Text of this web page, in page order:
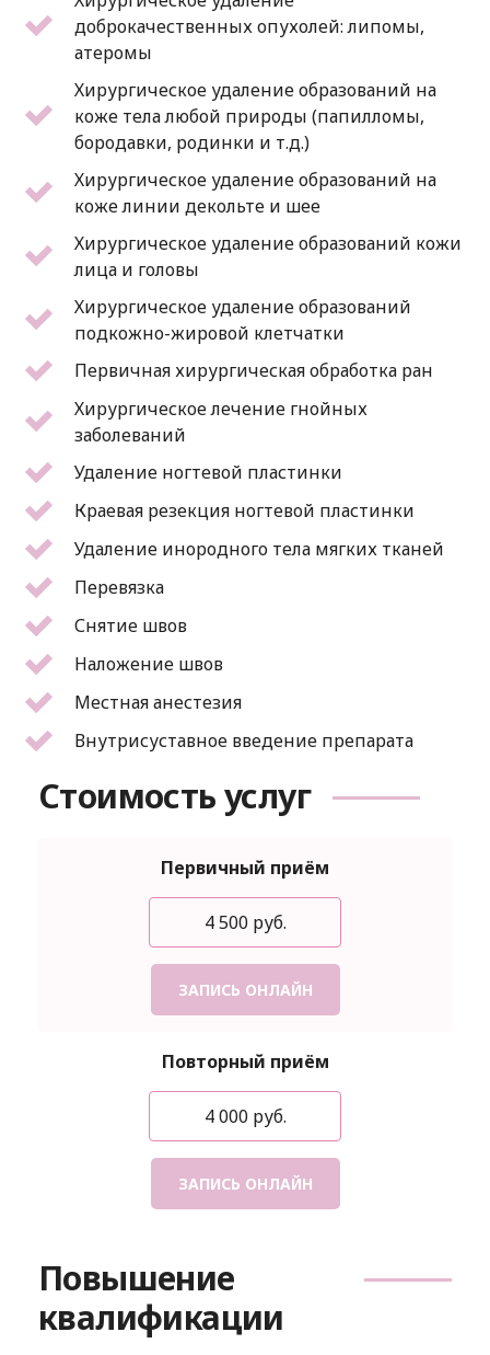
доброкачественных опухолей: липомы,
атеромы
Хирургическое удаление образований на
коже тела любой природы (папилломы,
бородавки, родинки и т.д.)
Хирургическое удаление образований на
коже линии декольте и шее
Хирургическое удаление образований кожи
лица и головы
Хирургическое удаление образований
подкожно-жировой клетчатки
Первичная хирургическая обработка ран
Хирургическое лечение гнойных
заболеваний
Удаление ногтевой пластинки
Краевая резекция ногтевой пластинки
Удаление инородного тела мягких тканей
Перевязка
Снятие швов
Наложение швов
Местная анестезия
Внутрисуставное введение препарата
Стоимость услуг
Первичный приём
4 500 руб.
ЗАПИСЬ ОНЛАЙН
Повторный приём
4 000 руб.
ЗАПИСЬ ОНЛАЙН
Повышение
квалификации